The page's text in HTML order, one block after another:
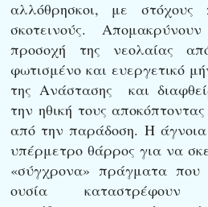
αλλόθρησκοι, με στόχους
σκοτεινούς.
προσοχή της νεολαίας
φωτισμένο και ευεργετικό
της Ανάστασης και
την ηθική τους
από την παράδοση. Η άγνοια
υπέρμετρο θάρρος για να
«σύγχρονα» πράγματα που
ουσία καταστρέφουν